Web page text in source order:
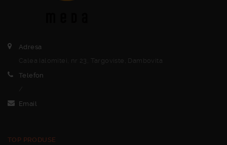
Adresa
Calea Ialomitei, nr 23, Targoviste, Dambovita
Telefon
Email
TOP PRODUSE